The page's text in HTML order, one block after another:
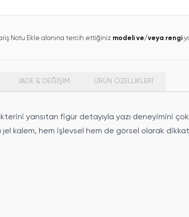
Notu Ekle alanına tercih ettiğiniz modeli ve/veya rengi
İADE & DEĞİŞİM ÜRÜN ÖZELLIKLERI
yansıtan figür detayıyla yazı deneyimini
kalem, hem işlevsel hem de görsel olarak